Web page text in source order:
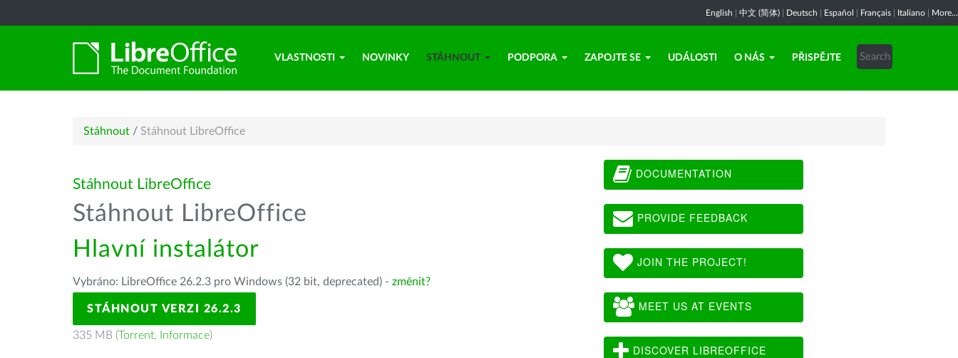
English 中文 (简体) Deutsch Español Français Italiano More...
VLASTNOSTI NOVINKY STÁHNOUT PODPORA ZAPOJTE SE UDÁLOSTI O NÁS PŘISPĚJTE
Stáhnout / Stáhnout LibreOffice
Stáhnout LibreOffice
Stáhnout LibreOffice
Hlavní instalátor
Vybráno: LibreOffice 26.2.3 pro Windows (32 bit, deprecated) - změnit?
STÁHNOUT VERZI 26.2.3
335 MB (Torrent, Informace)
DOCUMENTATION
PROVIDE FEEDBACK
JOIN THE PROJECT!
MEET US AT EVENTS
DISCOVER LIBREOFFICE